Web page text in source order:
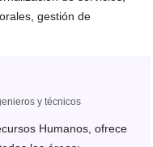
gestión de
y técnicos
Humanos, ofrece